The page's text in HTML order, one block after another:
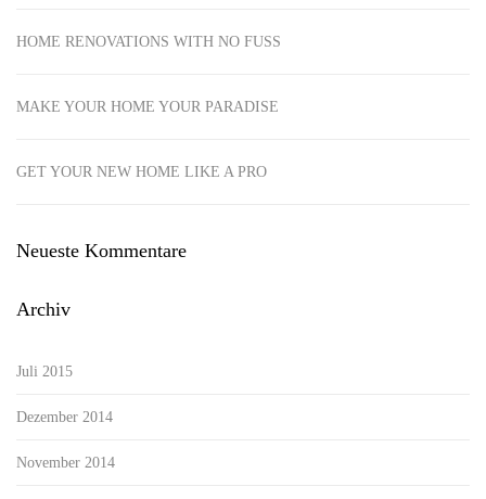
HOME RENOVATIONS WITH NO FUSS
MAKE YOUR HOME YOUR PARADISE
GET YOUR NEW HOME LIKE A PRO
Neueste Kommentare
Archiv
Juli 2015
Dezember 2014
November 2014